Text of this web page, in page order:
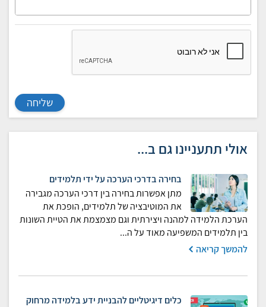
שליחה
אולי תתעניינו גם ב...
בחירה בדרכי הערכה על ידי תלמידים
מתן אפשרות בחירה בין דרכי הערכה מגבירה
את המוטיבציה של תלמידים, הופכת את
הערכת הלמידה למהנה ויצירתית וגם מצמצמת את הטיית השונות
בין תלמידים המשפיעה מאוד על ה...
להמשך קריאה
כלים דיגיטליים להבניית ידע בלמידה מרחוק